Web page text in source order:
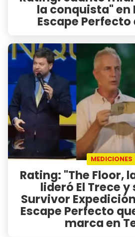
la conquista" en
Escape Perfecto
MEDICIONES
Rating: "The Floor,
lideró El Trece y
Survivor
Escape Perfecto
marca en